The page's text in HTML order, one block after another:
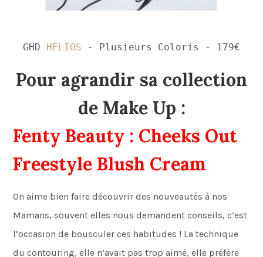
GHD HELIOS - Plusieurs Coloris - 179€
Pour agrandir sa collection
de Make Up :
Fenty Beauty : Cheeks Out
Freestyle Blush Cream
On aime bien faire découvrir des nouveautés à nos
Mamans, souvent elles nous demandent conseils, c’est
l’occasion de bousculer ces habitudes ! La technique
du contouring, elle n’avait pas trop aimé, elle préfère